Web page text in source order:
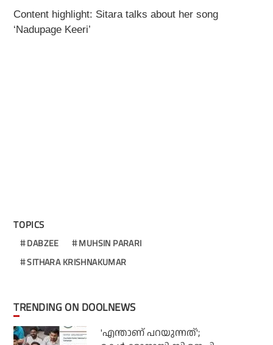
Content highlight: Sitara talks about her song
‘Nadupage Keeri’
TOPICS
DABZEE
MUHSIN PARARI
SITHARA KRISHNAKUMAR
TRENDING ON DOOLNEWS
'എന്താണ് പറയുന്നത്';